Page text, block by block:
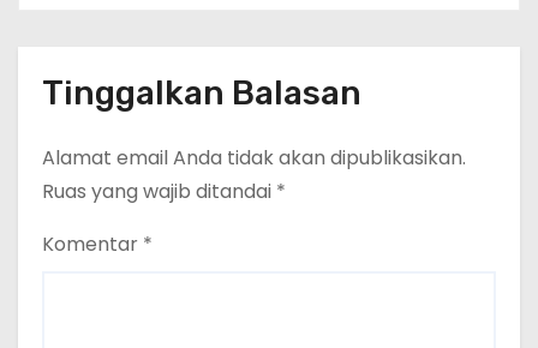
Tinggalkan Balasan
Alamat email Anda tidak akan dipublikasikan.
Ruas yang wajib ditandai *
Komentar *